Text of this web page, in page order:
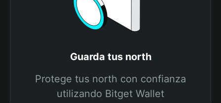
Guarda tus north
Protege tus north con confianza
utilizando Bitget Wallet